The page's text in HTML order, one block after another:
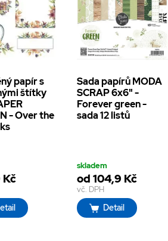
papír s
štítky
- Over the
Kč
Sada papírů MODA
SCRAP 6x6" -
Forever green -
sada 12 listů
skladem
od 104,9 Kč
vč. DPH
Detail